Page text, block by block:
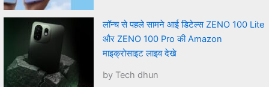
लॉन्च से पहले सामने आई डिटेल्स ZENO 100 Lite
और ZENO 100 Pro की Amazon
माइक्रोसाइट लाइव देखे
by Tech dhun